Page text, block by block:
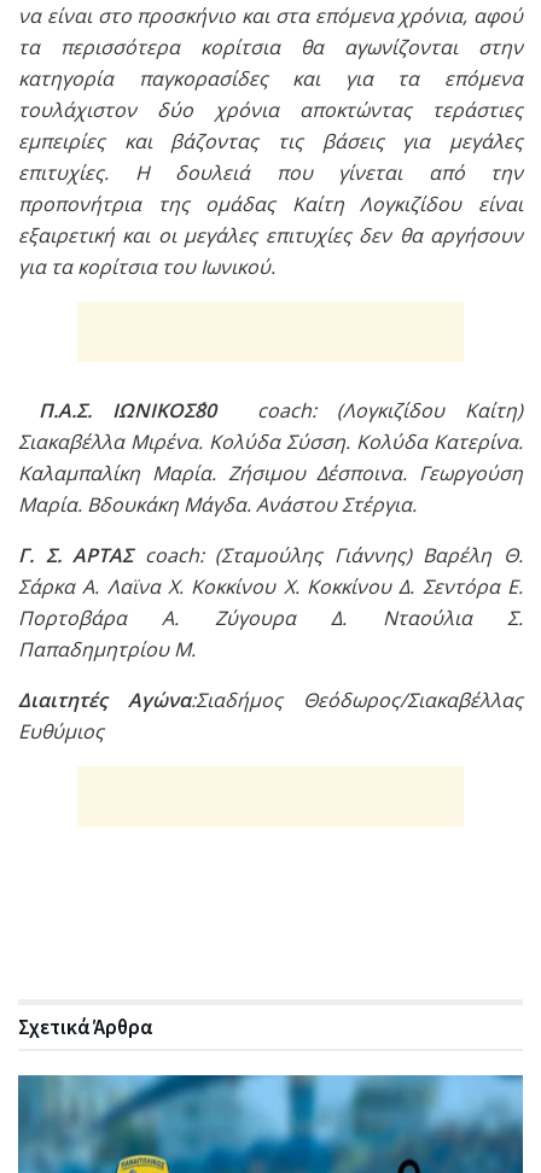
να είναι στο προσκήνιο και στα επόμενα χρόνια, αφού
τα περισσότερα κορίτσια θα αγωνίζονται στην
κατηγορία παγκορασίδες και για τα επόμενα
τουλάχιστον δύο χρόνια αποκτώντας τεράστιες
εμπειρίες και βάζοντας τις βάσεις για μεγάλες
επιτυχίες. Η δουλειά που γίνεται από την
προπονήτρια της ομάδας Καίτη Λογκιζίδου είναι
εξαιρετική και οι μεγάλες επιτυχίες δεν θα αργήσουν
για τα κορίτσια του Ιωνικού.
Π.Α.Σ. ΙΩΝΙΚΟΣ΄80coach: (Λογκιζίδου Καίτη)
Σιακαβέλλα Μιρένα. Κολύδα Σύσση. Κολύδα Κατερίνα.
Καλαμπαλίκη Μαρία. Ζήσιμου Δέσποινα. Γεωργούση
Μαρία. Βδουκάκη Μάγδα. Ανάστου Στέργια.
Γ. Σ. ΑΡΤΑΣcoach: (Σταμούλης Γιάννης) Βαρέλη Θ.
Σάρκα Α. Λαϊνα Χ. Κοκκίνου Χ. Κοκκίνου Δ. Σεντόρα Ε.
Πορτοβάρα Α. Ζύγουρα Δ. Νταούλια Σ.
Παπαδημητρίου Μ.
Διαιτητές Αγώνα:Σιαδήμος Θεόδωρος/Σιακαβέλλας
Ευθύμιος
ΣχετικάΆρθρα